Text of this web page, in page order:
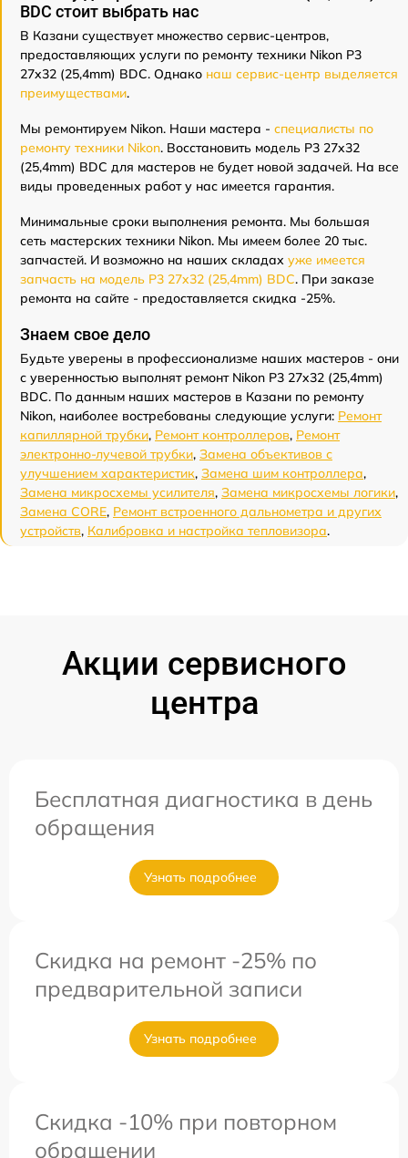
BDC стоит выбрать нас
В Казани существует множество сервис-центров,
предоставляющих услуги по ремонту техники Nikon P3
27x32 (25,4mm) BDC. Однако наш сервис-центр выделяется
преимуществами.
Мы ремонтируем Nikon. Наши мастера - специалисты по
ремонту техники Nikon. Восстановить модель P3 27x32
(25,4mm) BDC для мастеров не будет новой задачей. На все
виды проведенных работ у нас имеется гарантия.
Минимальные сроки выполнения ремонта. Мы большая
сеть мастерских техники Nikon. Мы имеем более 20 тыс.
запчастей. И возможно на наших складах уже имеется
запчасть на модель P3 27x32 (25,4mm) BDC. При заказе
ремонта на сайте - предоставляется скидка -25%.
Знаем свое дело
Будьте уверены в профессионализме наших мастеров - они
с уверенностью выполнят ремонт Nikon P3 27x32 (25,4mm)
BDC. По данным наших мастеров в Казани по ремонту
Nikon, наиболее востребованы следующие услуги: Ремонт
капиллярной трубки, Ремонт контроллеров, Ремонт
электронно-лучевой трубки, Замена объективов с
улучшением характеристик, Замена шим контроллера,
Замена микросхемы усилителя, Замена микросхемы логики,
Замена CORE, Ремонт встроенного дальнометра и других
устройств, Калибровка и настройка тепловизора.
Акции сервисного
центра
Бесплатная диагностика в день
обращения
Узнать подробнее
Скидка на ремонт -25% по
предварительной записи
Узнать подробнее
Скидка -10% при повторном
обращении